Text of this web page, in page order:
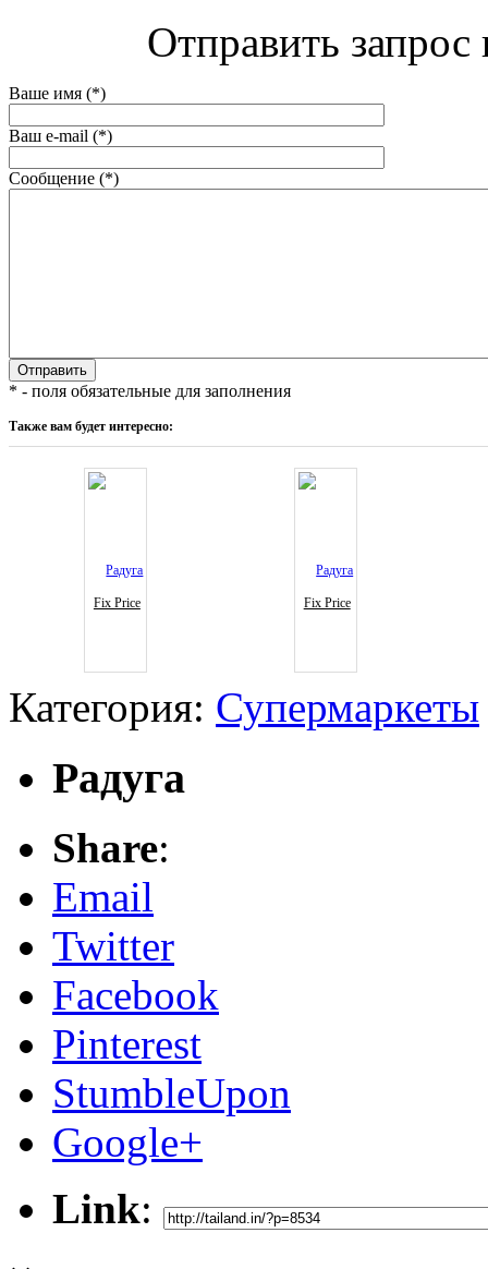
Отправить
Ваше имя (*)
Ваш e-mail (*)
Сообщение (*)
* - поля обязательные для заполнения
Также вам будет интересно:
Fix Price Fix Price
Категория: Супермаркеты
Радуга
Share:
Email
Twitter
Facebook
Pinterest
StumbleUpon
Google+
Link: